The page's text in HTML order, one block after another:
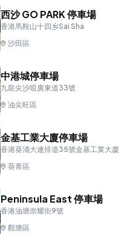
西沙 GO PARK 停車場
香港馬鞍山十四乡Sai Sha
沙田區
中港城停車場
九龍尖沙咀廣東道33號
油尖旺區
金基工業大廈停車場
香港葵涌大連排道35號金基工業大廈
葵青區
Peninsula East 停車場
香港油塘崇耀街9號
觀塘區